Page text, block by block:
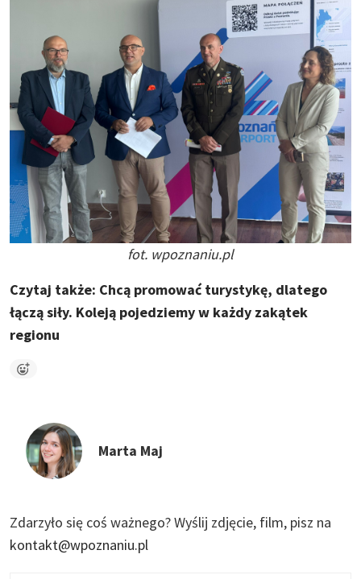
fot. wpoznaniu.pl
Czytaj także: Chcą promować turystykę, dlatego
łączą siły. Koleją pojedziemy w każdy zakątek
regionu
Marta Maj
Zdarzyło się coś ważnego?Wyślij zdjęcie, film, pisz na
kontakt@wpoznaniu.pl